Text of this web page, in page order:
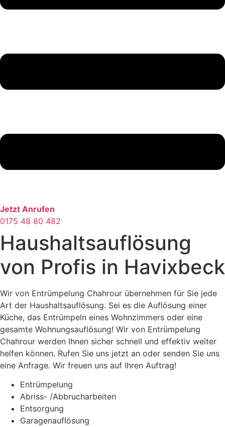
Jetzt Anrufen
0175 48 80 482
Haushaltsauflösung
von Profis in Havixbeck
Wir von Entrümpelung Chahrour übernehmen für Sie jede
Art der Haushaltsauflösung. Sei es die Auflösung einer
Küche, das Entrümpeln eines Wohnzimmers oder eine
gesamte Wohnungsauflösung! Wir von Entrümpelung
Chahrour werden Ihnen sicher schnell und effektiv weiter
helfen können. Rufen Sie uns jetzt an oder senden Sie uns
eine Anfrage. Wir freuen uns auf Ihren Auftrag!
Entrümpelung
Abriss- /Abbrucharbeiten
Entsorgung
Garagenauflösung